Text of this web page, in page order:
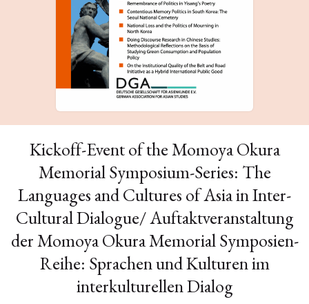
Kickoff-Event of the Momoya Okura
Memorial Symposium-Series: The
Languages and Cultures of Asia in Inter-
Cultural Dialogue/ Auftaktveranstaltung
der Momoya Okura Memorial Symposien-
Reihe: Sprachen und Kulturen im
interkulturellen Dialog